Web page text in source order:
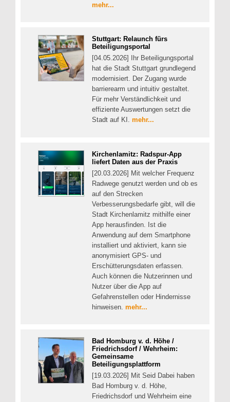
mehr...
Stuttgart: Relaunch fürs
Beteiligungsportal
[04.05.2026] Ihr Beteiligungsportal
hat die Stadt Stuttgart grundlegend
modernisiert. Der Zugang wurde
barrierearm und intuitiv gestaltet.
Für mehr Verständlichkeit und
effiziente Auswertungen setzt die
Stadt auf KI. mehr...
Kirchenlamitz: Radspur-App
liefert Daten aus der Praxis
[20.03.2026] Mit welcher Frequenz
Radwege genutzt werden und ob es
auf den Strecken
Verbesserungsbedarfe gibt, will die
Stadt Kirchenlamitz mithilfe einer
App herausfinden. Ist die
Anwendung auf dem Smartphone
installiert und aktiviert, kann sie
anonymisiert GPS- und
Erschütterungsdaten erfassen.
Auch können die Nutzerinnen und
Nutzer über die App auf
Gefahrenstellen oder Hindernisse
hinweisen. mehr...
Bad Homburg v. d. Höhe /
Friedrichsdorf / Wehrheim:
Gemeinsame
Beteiligungsplattform
[19.03.2026] Mit Seid Dabei haben
Bad Homburg v. d. Höhe,
Friedrichsdorf und Wehrheim eine